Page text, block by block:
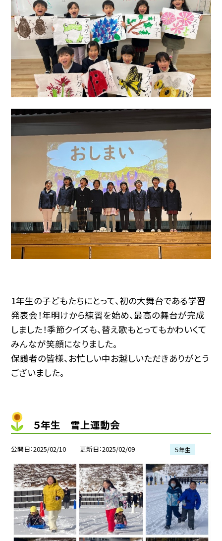
1年生の子どもたちにとって、初の大舞台である学習
発表会！年明けから練習を始め、最高の舞台が完成
しました！季節クイズも、替え歌もとってもかわいくて
みんなが笑顔になりました。
保護者の皆様、お忙しい中お越しいただきありがとう
ございました。
５年生 雪上運動会
公開日 2025/02/10 更新日 2025/02/09 ５年生